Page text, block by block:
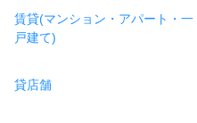
賃貸(マンション・アパート・一
戸建て)
貸店舗